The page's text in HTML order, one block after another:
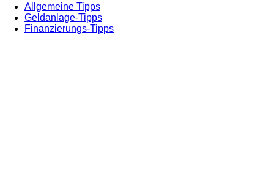
Allgemeine Tipps
Geldanlage-Tipps
Finanzierungs-Tipps